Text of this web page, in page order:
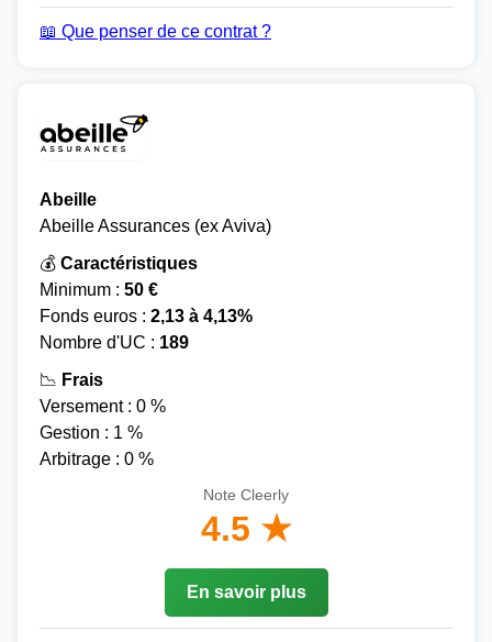
📖 Que penser de ce contrat ?
Abeille
Abeille Assurances (ex Aviva)
💰 Caractéristiques
Minimum : 50 €
Fonds euros : 2,13 à 4,13%
Nombre d'UC : 189
📉 Frais
Versement : 0 %
Gestion : 1 %
Arbitrage : 0 %
Note Cleerly
4.5 ★
En savoir plus